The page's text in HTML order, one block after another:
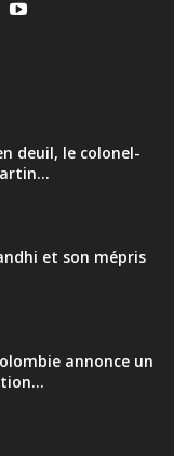
deuil, le colonel-
et son mépris
annonce un